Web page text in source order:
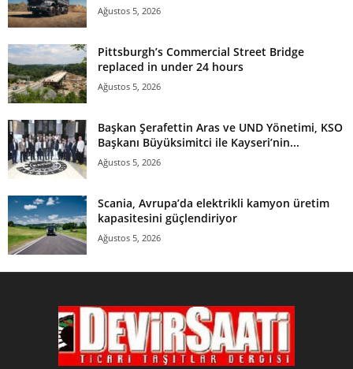
Ağustos 5, 2026
Pittsburgh’s Commercial Street Bridge
replaced in under 24 hours
Ağustos 5, 2026
Başkan Şerafettin Aras ve UND Yönetimi, KSO
Başkanı Büyüksimitci ile Kayseri’nin...
Ağustos 5, 2026
Scania, Avrupa’da elektrikli kamyon üretim
kapasitesini güçlendiriyor
Ağustos 5, 2026